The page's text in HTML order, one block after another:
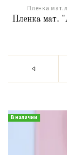
Пленка
Пленка мат.
В наличии